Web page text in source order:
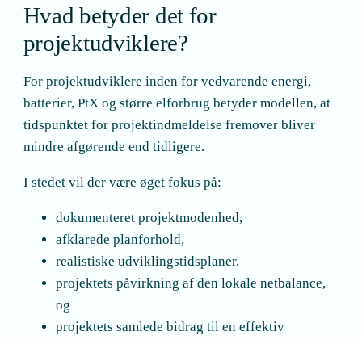
Hvad betyder det for
projektudviklere?
For projektudviklere inden for vedvarende energi,
batterier, PtX og større elforbrug betyder modellen, at
tidspunktet for projektindmeldelse fremover bliver
mindre afgørende end tidligere.
I stedet vil der være øget fokus på:
dokumenteret projektmodenhed,
afklarede planforhold,
realistiske udviklingstidsplaner,
projektets påvirkning af den lokale netbalance,
og
projektets samlede bidrag til en effektiv